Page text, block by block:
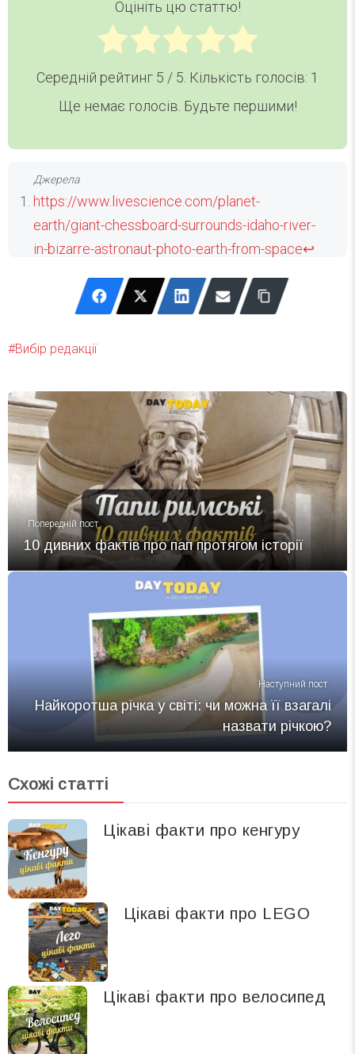
Оцініть цю статтю!
Середній рейтинг 5 / 5. Кількість голосів: 1
Ще немає голосів. Будьте першими!
https://www.livescience.com/planet-
earth/giant-chessboard-surrounds-idaho-river-
in-bizarre-astronaut-photo-earth-from-space↩
Вибір редакції
Попередній пост
10 дивних фактів про пап протягом історії
Наступний пост
Найкоротша річка у світі: чи можна її взагалі
назвати річкою?
Схожі статті
Цікаві факти про кенгуру
Цікаві факти про LEGO
Цікаві факти про велосипед